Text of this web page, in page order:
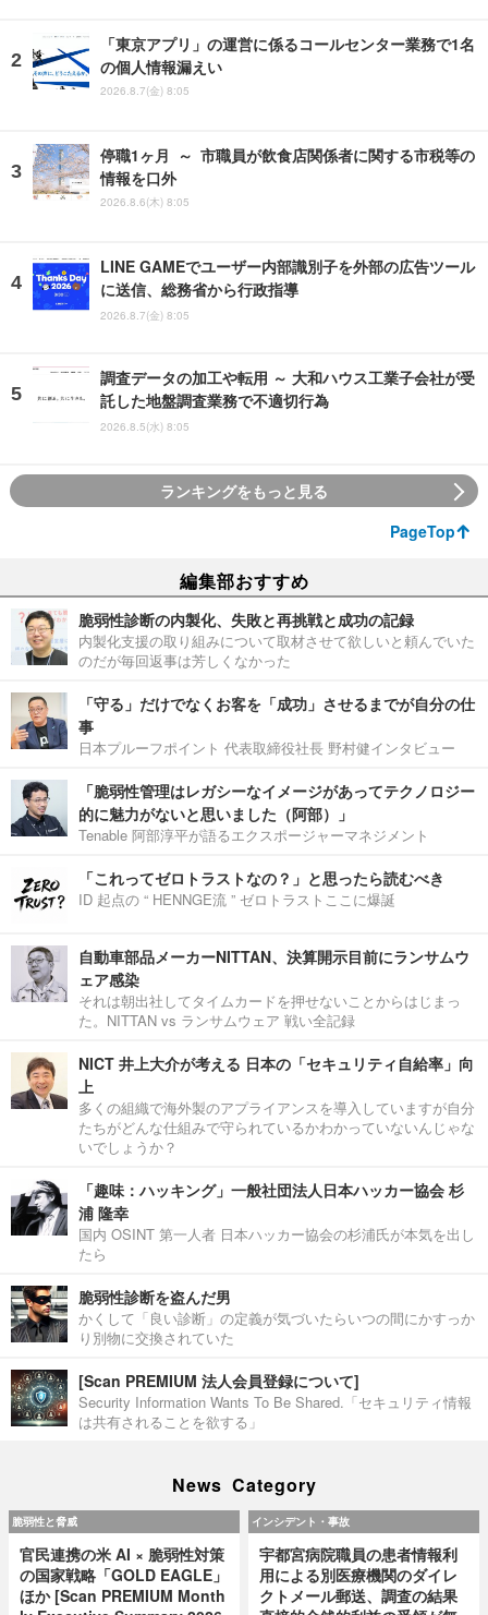
「東京アプリ」の運営に係るコールセンター業務で1名
の個人情報漏えい
2026.8.7(金) 8:05
停職1ヶ月 ～ 市職員が飲食店関係者に関する市税等の
情報を口外
2026.8.6(木) 8:05
LINE GAMEでユーザー内部識別子を外部の広告ツール
に送信、総務省から行政指導
2026.8.7(金) 8:05
調査データの加工や転用 ～ 大和ハウス工業子会社が受
託した地盤調査業務で不適切行為
2026.8.5(水) 8:05
ランキングをもっと見る
PageTop
編集部おすすめ
脆弱性診断の内製化、失敗と再挑戦と成功の記録
内製化支援の取り組みについて取材させて欲しいと頼んでいた
のだが毎回返事は芳しくなかった
「守る」だけでなくお客を「成功」させるまでが自分の仕
事
日本プルーフポイント 代表取締役社長 野村健インタビュー
「脆弱性管理はレガシーなイメージがあってテクノロジー
的に魅力がないと思いました（阿部）」
Tenable 阿部淳平が語るエクスポージャーマネジメント
「これってゼロトラストなの？」と思ったら読むべき
ID 起点の “ HENNGE流 ” ゼロトラストここに爆誕
自動車部品メーカーNITTAN、決算開示目前にランサムウ
ェア感染
それは朝出社してタイムカードを押せないことからはじまっ
た。NITTAN vs ランサムウェア 戦い全記録
NICT 井上大介が考える 日本の「セキュリティ自給率」向
上
多くの組織で海外製のアプライアンスを導入していますが自分
たちがどんな仕組みで守られているかわかっていないんじゃな
いでしょうか？
「趣味：ハッキング」一般社団法人日本ハッカー協会 杉
浦 隆幸
国内 OSINT 第一人者 日本ハッカー協会の杉浦氏が本気を出し
たら
脆弱性診断を盗んだ男
かくして「良い診断」の定義が気づいたらいつの間にかすっか
り別物に交換されていた
[Scan PREMIUM 法人会員登録について]
Security Information Wants To Be Shared.「セキュリティ情報
は共有されることを欲する」
News Category
脆弱性と脅威
官民連携の米 AI × 脆弱性対策
の国家戦略「GOLD EAGLE」
ほか [Scan PREMIUM Month
インシデント・事故
宇都宮病院職員の患者情報利
用による別医療機関のダイレ
クトメール郵送、調査の結果